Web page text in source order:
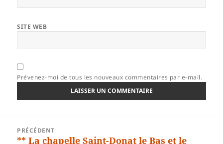
SITE WEB
Prévenez-moi de tous les nouveaux commentaires par e-mail.
PRÉCÉDENT
Article
** La chapelle Saint-Donat le Bas et le